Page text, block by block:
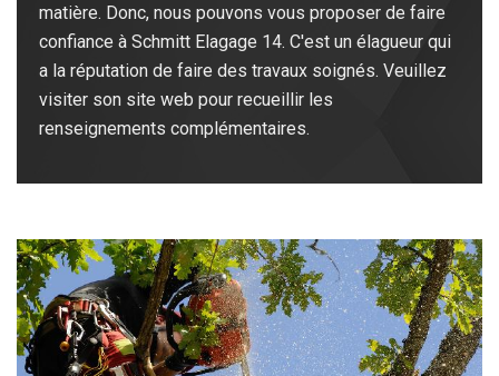
matière. Donc, nous pouvons vous proposer de faire
confiance à Schmitt Elagage 14. C'est un élagueur qui
a la réputation de faire des travaux soignés. Veuillez
visiter son site web pour recueillir les
renseignements complémentaires.